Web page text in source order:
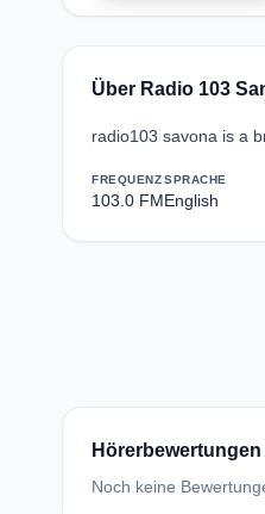
Über Radio 103
radio103 savona is a
FREQUENZ
103.0 FM
SPRACHE
English
Hörerbewertungen
Noch keine